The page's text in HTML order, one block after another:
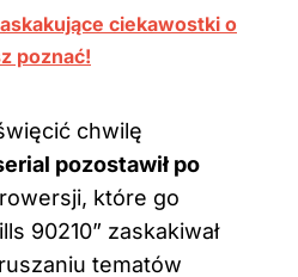
ciekawostki o
poznać!
chwilę
pozostawił po
które go
90210” zaskakiwał
tematów